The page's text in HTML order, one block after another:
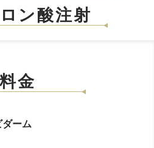
ン酸注射
料金
ーム